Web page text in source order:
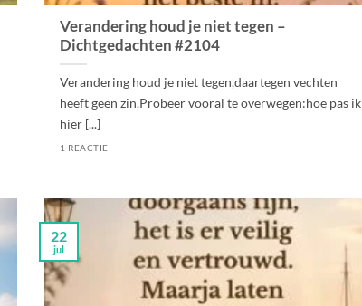
Verandering houd je niet tegen –
Dichtgedachten #2104
Verandering houd je niet tegen,daartegen vechten
heeft geen zin.Probeer vooral te overwegen:hoe pas ik
hier [...]
1 REACTIE
22
jul